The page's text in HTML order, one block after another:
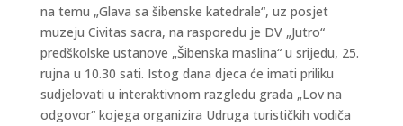
na temu „Glava sa šibenske katedrale“, uz posjet
muzeju Civitas sacra, na rasporedu je DV „Jutro“
predškolske ustanove „Šibenska maslina“ u srijedu, 25.
rujna u 10.30 sati. Istog dana djeca će imati priliku
sudjelovati u interaktivnom razgledu grada „Lov na
odgovor“ kojega organizira Udruga turističkih vodiča